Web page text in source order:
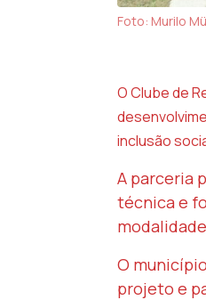
Foto: Murilo
O Clube de
inclusão
A parceria
técnica e
O
projeto e